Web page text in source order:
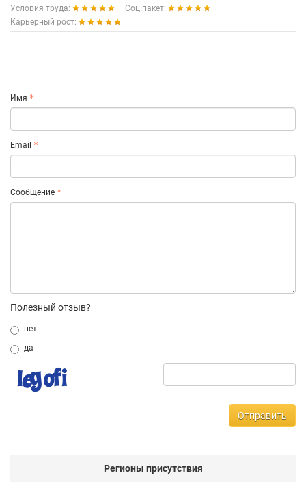
Условия труда:
Соц.пакет:
Карьерный рост:
Имя
Email
Сообщение
Полезный отзыв?
нет
да
Отправить
Регионы присутствия